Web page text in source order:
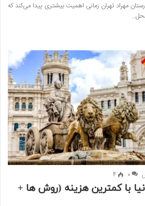
مهراد تهران زمانی اهمیت بیشتری پیدا می‌کند که
0
4
با کمترین هزینه (روش ها +